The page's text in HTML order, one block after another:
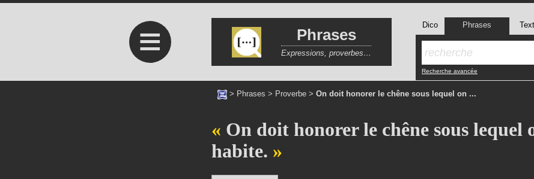
≡ Phrases
Expressions, proverbes…
Dico Phrases
Recherche avancée
> Phrases > Proverbe > On doit honorer le chêne sous lequel on ...
On doit honorer le chêne sous lequel
habite.